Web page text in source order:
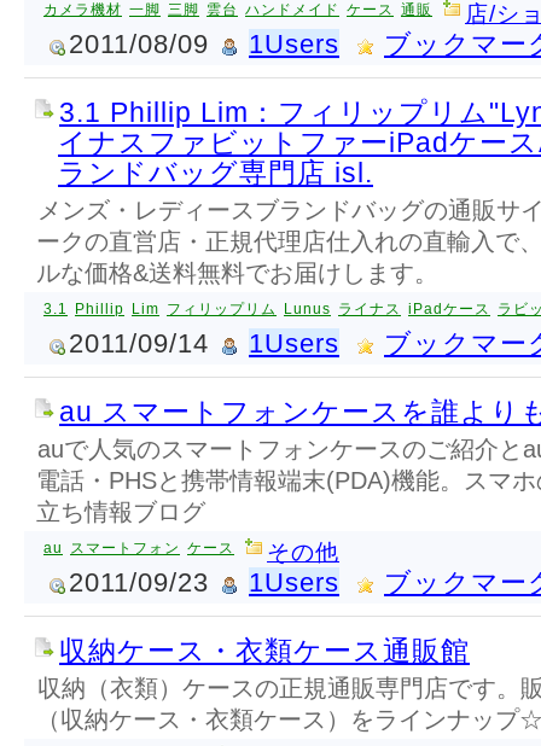
カメラ機材 一脚 三脚 雲台 ハンドメイド ケース 通販 店/シ
2011/08/09 1Users ブックマー
3.1 Phillip Lim：フィリップリム
イナスファビットファーiPadケー
ランドバッグ専門店 isl.
メンズ・レディースブランドバッグの通販
ークの直営店・正規代理店仕入れの直輸入で
ルな価格&送料無料でお届けします。
3.1 Phillip Lim フィリップリム Lunus ライナス iPadケース ラビ
2011/09/14 1Users ブックマー
au スマートフォンケースを誰より
auで人気のスマートフォンケースのご紹介と
電話・PHSと携帯情報端末(PDA)機能。スマ
立ち情報ブログ
au スマートフォン ケース その他
2011/09/23 1Users ブックマー
収納ケース・衣類ケース通販館
収納（衣類）ケースの正規通販専門店です。
（収納ケース・衣類ケース）をラインナップ